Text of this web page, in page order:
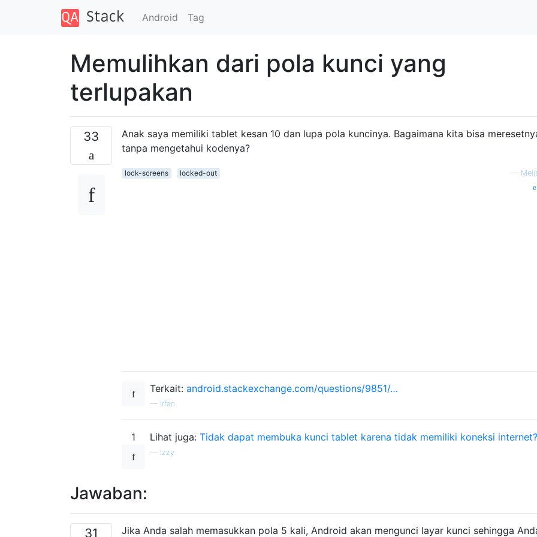
Android Tag
Memulihkan dari pola kunci yang
terlupakan
33
Anak saya memiliki tablet kesan 10 dan lupa pola kuncinya. Bagaimana kita bisa
tanpa mengetahui kodenya?
lock-screens locked-out —
Terkait: android.stackexchange.com/questions/9851/…
— Irfan
1 Lihat juga: Tidak dapat membuka kunci tablet karena tidak memiliki koneksi internet?
— Izzy
Jawaban:
31 Jika Anda salah memasukkan pola 5 kali, Android akan mengunci layar kunci sehingga